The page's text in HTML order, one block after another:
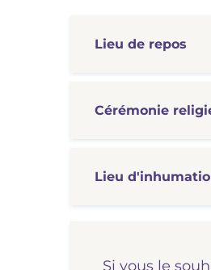
Lieu de repos
Cérémonie
Lieu
Si vous le